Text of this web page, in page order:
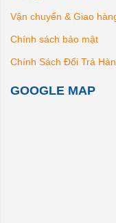
Vận chuyển & Giao
Chính sách bảo mật
Chính Sách Đổi Trả
GOOGLE MAP